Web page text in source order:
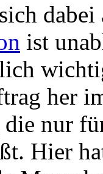
ist
her
nur
Hier